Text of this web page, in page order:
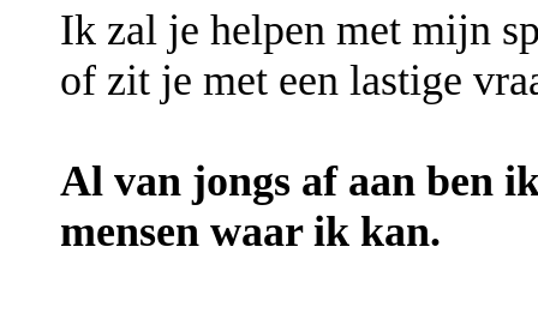
Ik zal je helpen met mijn
of zit je met een lastige
Al van jongs af aan ben
mensen waar ik kan.